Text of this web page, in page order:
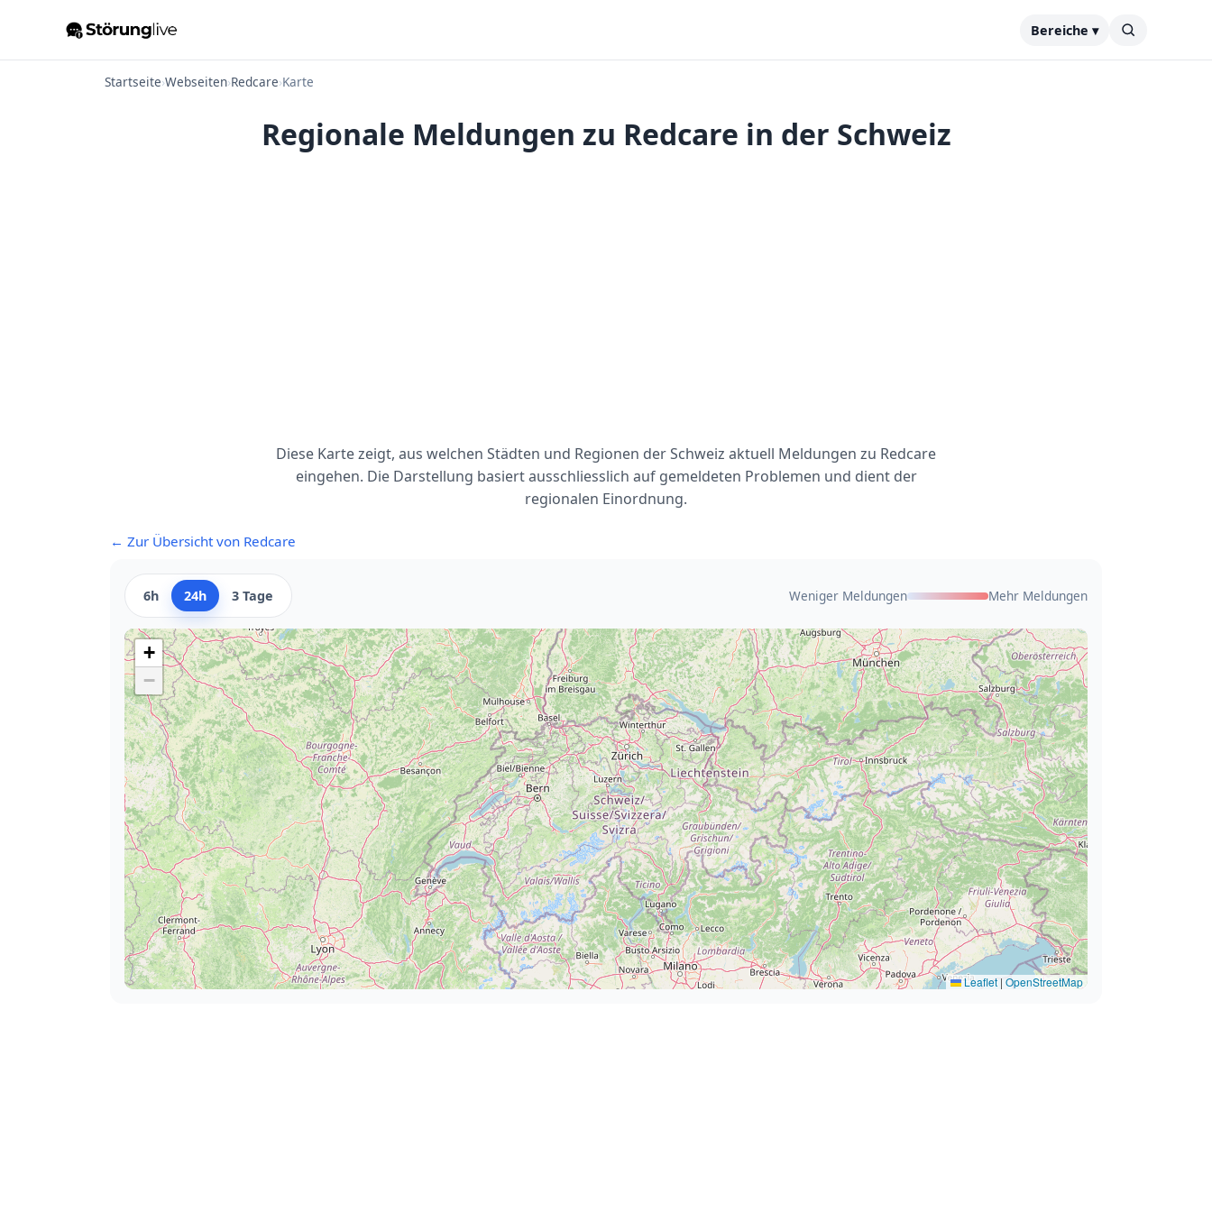
Bereiche ▾
Startseite›Webseiten›Redcare›Karte
Regionale Meldungen zu Redcare in der Schweiz
Diese Karte zeigt, aus welchen Städten und Regionen der Schweiz aktuell Meldungen zu Redcare
eingehen. Die Darstellung basiert ausschliesslich auf gemeldeten Problemen und dient der
regionalen Einordnung.
← Zur Übersicht von Redcare
6h 24h 3 Tage Weniger Meldungen Mehr Meldungen
+
−
Leaflet | OpenStreetMap